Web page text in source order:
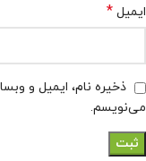
ایمیل *
ذخیره نام، ایمیل و
می‌نویسم.